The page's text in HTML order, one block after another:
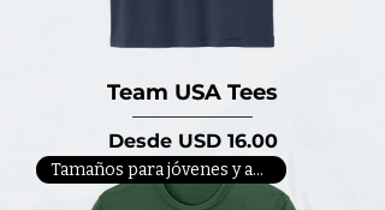
Team USA Tees
Desde USD 16.00
Precio de oferta
Tamaños para jóvenes y adultos